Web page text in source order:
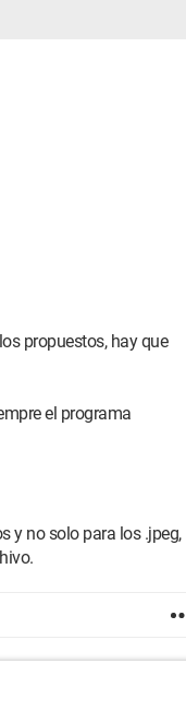
propuestos, hay que
el programa
y no solo para los .jpeg,